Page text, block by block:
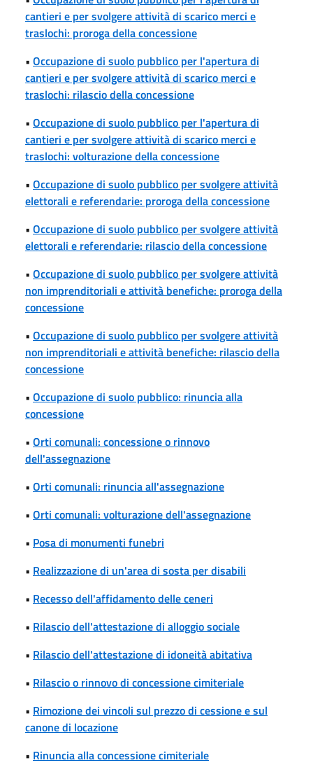
cantieri e per svolgere attività di scarico merci e
traslochi: proroga della concessione
• Occupazione di suolo pubblico per l'apertura di
cantieri e per svolgere attività di scarico merci e
traslochi: rilascio della concessione
• Occupazione di suolo pubblico per l'apertura di
cantieri e per svolgere attività di scarico merci e
traslochi: volturazione della concessione
• Occupazione di suolo pubblico per svolgere attività
elettorali e referendarie: proroga della concessione
• Occupazione di suolo pubblico per svolgere attività
elettorali e referendarie: rilascio della concessione
• Occupazione di suolo pubblico per svolgere attività
non imprenditoriali e attività benefiche: proroga della
concessione
• Occupazione di suolo pubblico per svolgere attività
non imprenditoriali e attività benefiche: rilascio della
concessione
• Occupazione di suolo pubblico: rinuncia alla
concessione
• Orti comunali: concessione o rinnovo
dell'assegnazione
• Orti comunali: rinuncia all'assegnazione
• Orti comunali: volturazione dell'assegnazione
• Posa di monumenti funebri
• Realizzazione di un'area di sosta per disabili
• Recesso dell'affidamento delle ceneri
• Rilascio dell'attestazione di alloggio sociale
• Rilascio dell'attestazione di idoneità abitativa
• Rilascio o rinnovo di concessione cimiteriale
• Rimozione dei vincoli sul prezzo di cessione e sul
canone di locazione
• Rinuncia alla concessione cimiteriale